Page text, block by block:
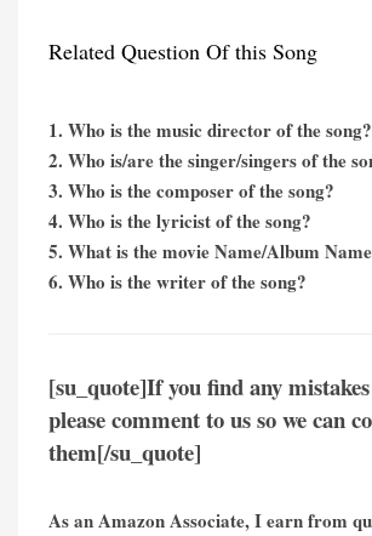
Related Question Of this Song
1. Who is the music director of the song?
2. Who is/are the singer/singers of the
3. Who is the composer of the song?
4. Who is the lyricist of the song?
5. What is the movie Name/Album
6. Who is the writer of the song?
[su_quote]If you find any
please comment to us so we can
them[/su_quote]
As an Amazon Associate, I earn from